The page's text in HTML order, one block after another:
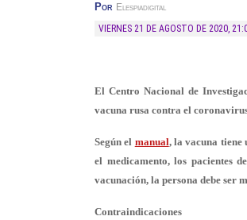
Por Elespiadigital
VIERNES 21 DE AGOSTO DE 2020,
El Centro Nacional de
vacuna rusa contra el
Según el manual, la vacuna tiene
el medicamento, los pacientes
vacunación, la persona debe ser
Contraindicaciones